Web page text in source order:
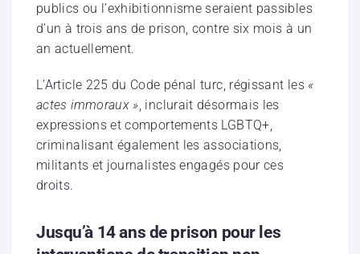
publics ou l’exhibitionnisme seraient passibles
d’un à trois ans de prison, contre six mois à un
an actuellement.
L’Article 225 du Code pénal turc, régissant les «
actes immoraux », inclurait désormais les
expressions et comportements LGBTQ+,
criminalisant également les associations,
militants et journalistes engagés pour ces
droits.
Jusqu’à 14 ans de prison pour les